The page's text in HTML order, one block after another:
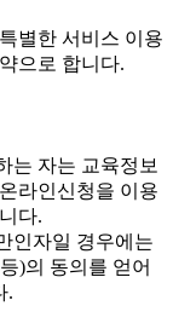
별한 서비스 이용
으로 합니다.
는 자는 교육정보
라인신청을 이용
다.
인자일 경우에는
)의 동의를 얻어
.